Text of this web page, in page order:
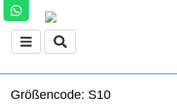
Größencode: S10